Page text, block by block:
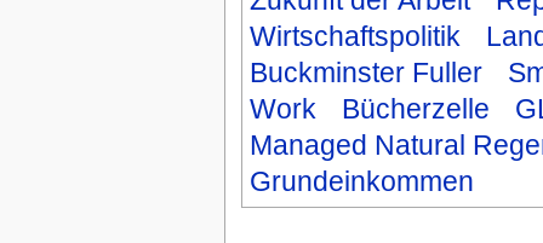
Wirtschaftspolitik
Buckminster Fuller
Work
Bücherzelle
Managed Natural
Grundeinkommen